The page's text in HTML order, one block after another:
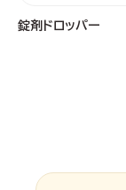
錠剤ドロッパー